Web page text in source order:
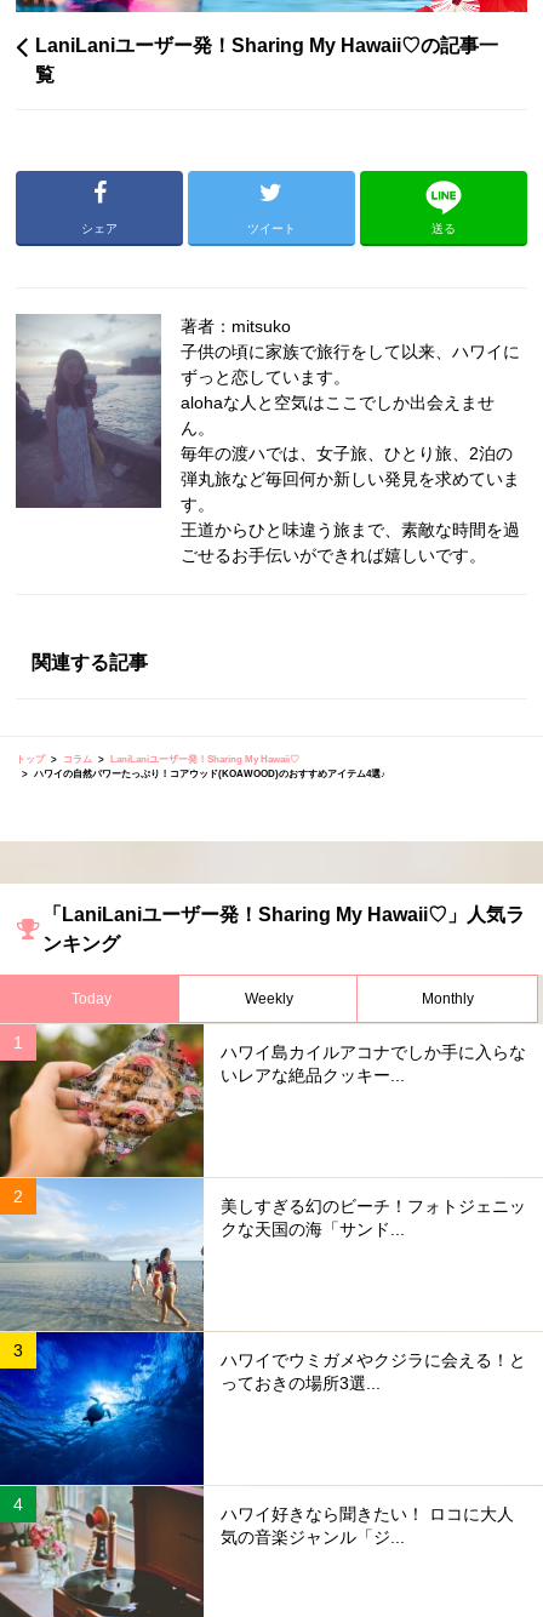
LaniLaniユーザー発！Sharing My Hawaii♡の記事一
覧
シェア ツイート 送る
著者：mitsuko
子供の頃に家族で旅行をして以来、ハワイに
ずっと恋しています。
alohaな人と空気はここでしか出会えませ
ん。
毎年の渡ハでは、女子旅、ひとり旅、2泊の
弾丸旅など毎回何か新しい発見を求めていま
す。
王道からひと味違う旅まで、素敵な時間を過
ごせるお手伝いができれば嬉しいです。
関連する記事
トップ コラム
LaniLaniユーザー発！Sharing My Hawaii♡
ハワイの自然パワーたっぷり！コアウッド(KOAWOOD)のおすすめアイテム4選♪
「LaniLaniユーザー発！Sharing My Hawaii♡」人気ラ
ンキング
Today Weekly Monthly
ハワイ島カイルアコナでしか手に入らな
いレアな絶品クッキー...
美しすぎる幻のビーチ！フォトジェニッ
クな天国の海「サンド...
ハワイでウミガメやクジラに会える！と
っておきの場所3選...
ハワイ好きなら聞きたい！ ロコに大人
気の音楽ジャンル「ジ...